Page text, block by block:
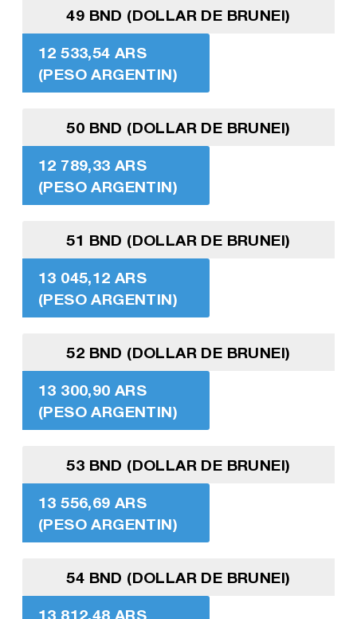
49 BND (DOLLAR DE BRUNEI)
12 533,54 ARS
(PESO ARGENTIN)
50 BND (DOLLAR DE BRUNEI)
12 789,33 ARS
(PESO ARGENTIN)
51 BND (DOLLAR DE BRUNEI)
13 045,12 ARS
(PESO ARGENTIN)
52 BND (DOLLAR DE BRUNEI)
13 300,90 ARS
(PESO ARGENTIN)
53 BND (DOLLAR DE BRUNEI)
13 556,69 ARS
(PESO ARGENTIN)
54 BND (DOLLAR DE BRUNEI)
13 812,48 ARS